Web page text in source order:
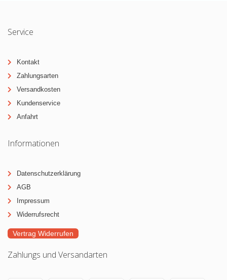
Service
Kontakt
Zahlungsarten
Versandkosten
Kundenservice
Anfahrt
Informationen
Datenschutzerklärung
AGB
Impressum
Widerrufsrecht
Vertrag Widerrufen
Zahlungs und Versandarten